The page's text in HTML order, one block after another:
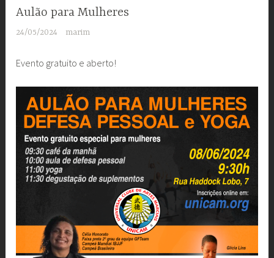
Aulão para Mulheres
24/05/2024 marim
Evento gratuito e aberto!